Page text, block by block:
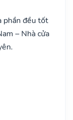
phần đều tốt
– Nhà cửa